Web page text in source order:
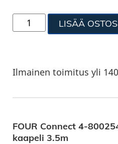
LISÄÄ
Ilmainen toimitus yli
FOUR Connect 4-
kaapeli 3.5m